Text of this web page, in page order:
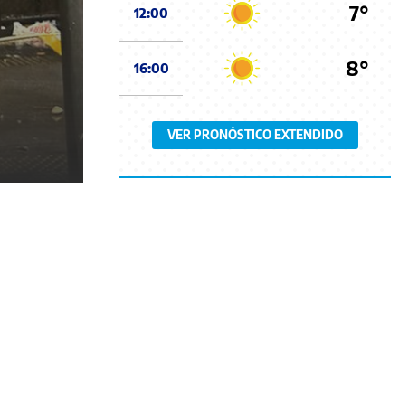
12:00 7°
16:00 8°
VER PRONÓSTICO EXTENDIDO